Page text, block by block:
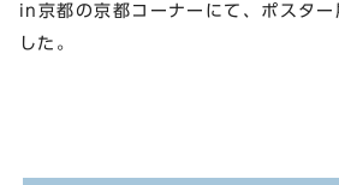
in京都の京都コーナーにて、ポスター
した。